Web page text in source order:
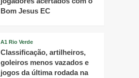
Bom Jesus EC
A1 Rio Verde
Classificação, artilheiros,
goleiros menos vazados e
jogos da última rodada na